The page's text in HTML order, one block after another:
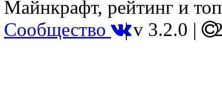
Майнкрафт, рейтинг и
Сообщество |v 3.2.0 |